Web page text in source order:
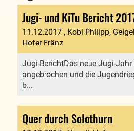
Jugi- und KiTu Bericht
11.12.2017 , Kobi Philipp,
Hofer Fränz
Jugi-BerichtDas neue Jugi-
angebrochen und die
b...
Quer durch Solothurn